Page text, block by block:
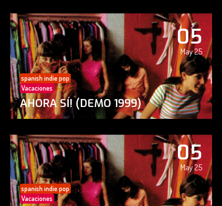
05
May 25
spanish indie pop
Vacaciones
AHORA SÍ! (DEMO 1999)
05
May 25
spanish indie pop
Vacaciones